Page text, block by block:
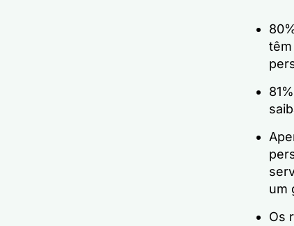
um
Os